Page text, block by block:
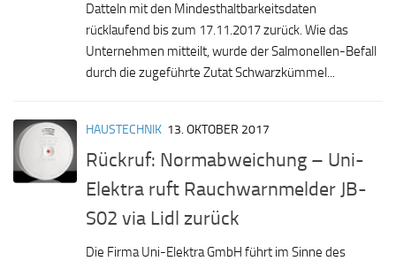
Datteln mit den Mindesthaltbarkeitsdaten
rücklaufend bis zum 17.11.2017 zurück. Wie das
Unternehmen mitteilt, wurde der Salmonellen-Befall
durch die zugeführte Zutat Schwarzkümmel...
HAUSTECHNIK 13. OKTOBER 2017
Rückruf: Normabweichung – Uni-
Elektra ruft Rauchwarnmelder JB-
S02 via Lidl zurück
Die Firma Uni-Elektra GmbH führt im Sinne des